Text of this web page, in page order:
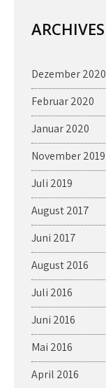
ARCHIVES
Dezember 2020
Februar 2020
Januar 2020
November 2019
Juli 2019
August 2017
Juni 2017
August 2016
Juli 2016
Juni 2016
Mai 2016
April 2016